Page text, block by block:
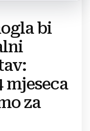
bi
mjeseca
za